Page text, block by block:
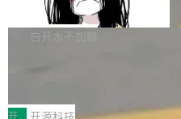
维基百科的替代方案。Lawfare
热门页面还是低关注度页面，均
erceptor…五六步之后才能看到
本。 Solon 换了个方式。整个
支持 UPDATE、MERGE
erg V3
Apache Doris 4.1 要补齐的，正
半。在已有查询能力的基础上，
常维护操作，并完整支持 Iceberg
白开水不加糖
村国家自主创新示范区会议中心
开